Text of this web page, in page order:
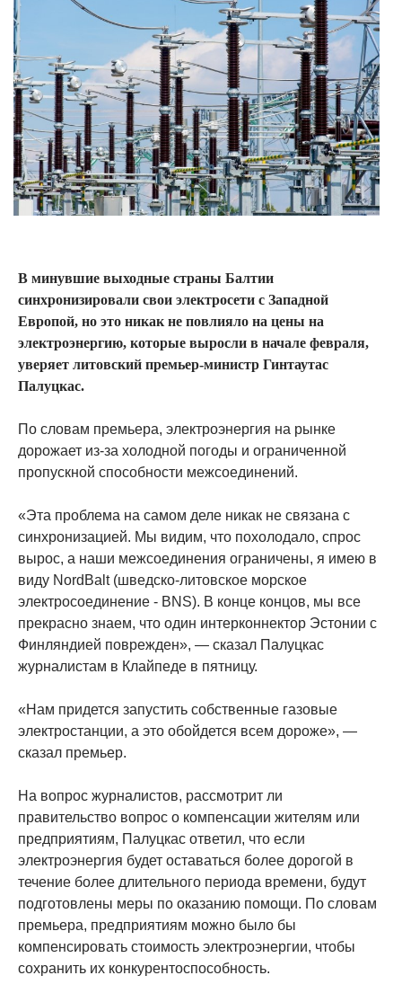
В минувшие выходные страны Балтии
синхронизировали свои электросети с Западной
Европой, но это никак не повлияло на цены на
электроэнергию, которые выросли в начале февраля,
уверяет литовский премьер-министр Гинтаутас
Палуцкас.
По словам премьера, электроэнергия на рынке
дорожает из-за холодной погоды и ограниченной
пропускной способности межсоединений.
«Эта проблема на самом деле никак не связана с
синхронизацией. Мы видим, что похолодало, спрос
вырос, а наши межсоединения ограничены, я имею в
виду NordBalt (шведско-литовское морское
электросоединение - BNS). В конце концов, мы все
прекрасно знаем, что один интерконнектор Эстонии с
Финляндией поврежден», — сказал Палуцкас
журналистам в Клайпеде в пятницу.
«Нам придется запустить собственные газовые
электростанции, а это обойдется всем дороже», —
сказал премьер.
На вопрос журналистов, рассмотрит ли
правительство вопрос о компенсации жителям или
предприятиям, Палуцкас ответил, что если
электроэнергия будет оставаться более дорогой в
течение более длительного периода времени, будут
подготовлены меры по оказанию помощи. По словам
премьера, предприятиям можно было бы
компенсировать стоимость электроэнергии, чтобы
сохранить их конкурентоспособность.